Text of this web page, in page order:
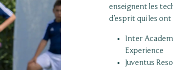
enseignent les
d’esprit qui les ont
Inter
Experience
Juventus